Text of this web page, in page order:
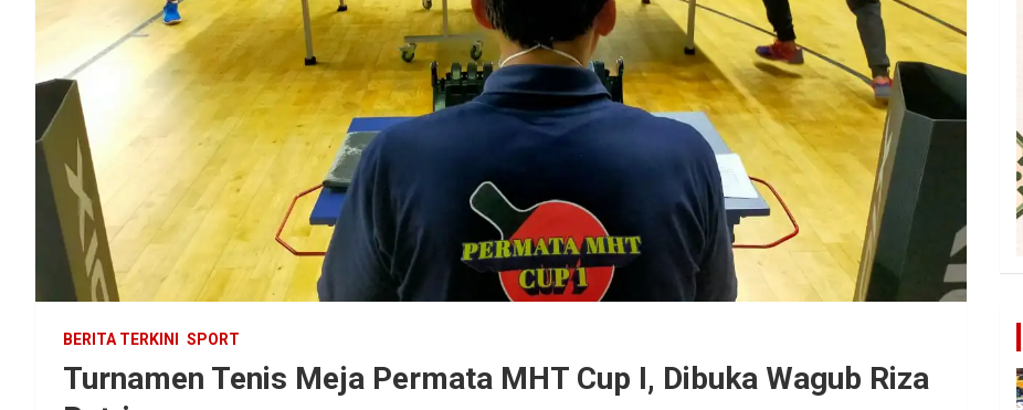
BERITA TERKINI SPORT
Turnamen Tenis Meja Permata MHT Cup I, Dibuka Wagub Riza